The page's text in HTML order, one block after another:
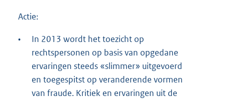
Actie:
•
In 2013 wordt het toezicht op
rechtspersonen op basis van opgedane
ervaringen steeds «slimmer» uitgevoerd
en toegespitst op veranderende vormen
van fraude. Kritiek en ervaringen uit de